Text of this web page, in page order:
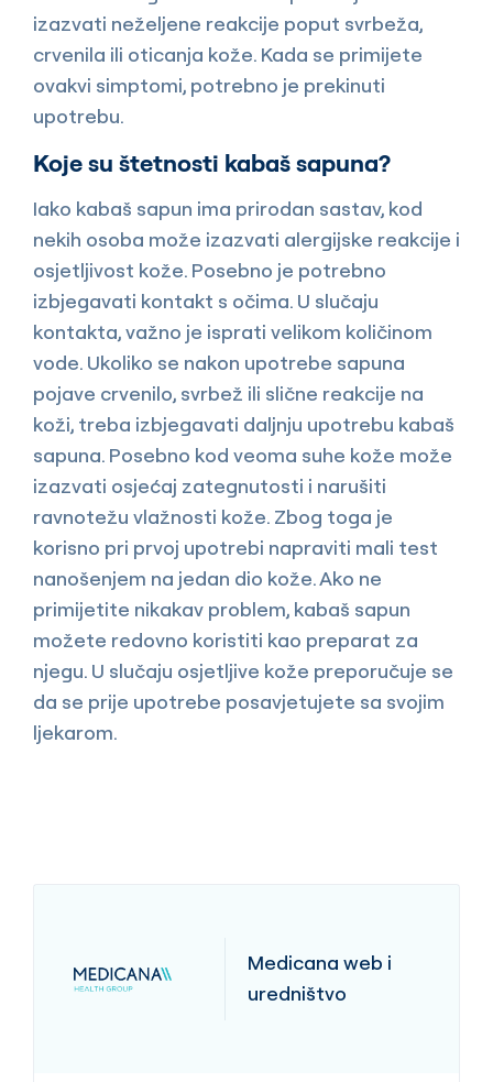
izazvati neželjene reakcije poput svrbeža,
crvenila ili oticanja kože. Kada se primijete
ovakvi simptomi, potrebno je prekinuti
upotrebu.
Koje su štetnosti kabaš sapuna?
Iako kabaš sapun ima prirodan sastav, kod
nekih osoba može izazvati alergijske reakcije i
osjetljivost kože. Posebno je potrebno
izbjegavati kontakt s očima. U slučaju
kontakta, važno je isprati velikom količinom
vode. Ukoliko se nakon upotrebe sapuna
pojave crvenilo, svrbež ili slične reakcije na
koži, treba izbjegavati daljnju upotrebu kabaš
sapuna. Posebno kod veoma suhe kože može
izazvati osjećaj zategnutosti i narušiti
ravnotežu vlažnosti kože. Zbog toga je
korisno pri prvoj upotrebi napraviti mali test
nanošenjem na jedan dio kože. Ako ne
primijetite nikakav problem, kabaš sapun
možete redovno koristiti kao preparat za
njegu. U slučaju osjetljive kože preporučuje se
da se prije upotrebe posavjetujete sa svojim
ljekarom.
Medicana web i
uredništvo